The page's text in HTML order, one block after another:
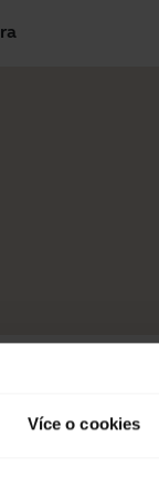
Více o cookies